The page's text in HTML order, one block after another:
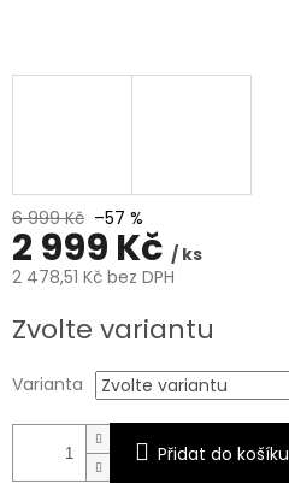
6 999 Kč –57 %
2 999 Kč / ks
2 478,51 Kč bez DPH
cena:
Zvolte variantu
Varianta
Přidat do košíku